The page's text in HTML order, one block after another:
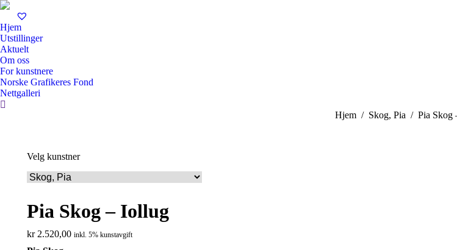
Hjem
Utstillinger
Aktuelt
Om oss
For kunstnere
Norske Grafikeres Fond
Nettgalleri
Search:
You are here:
Hjem Skog, Pia Pia Skog
Velg kunstner
Pia Skog – Iollug
kr2.520,00 inkl. 5% kunstavgift